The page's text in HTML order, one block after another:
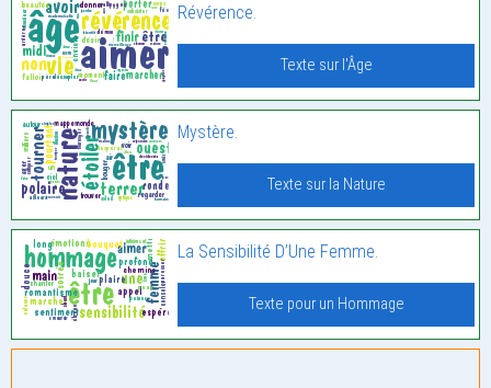
Révérence.
Texte sur l'Âge
Mystère.
Texte sur la Nature
La Sensibilité D’Une Femme.
Texte pour un Hommage